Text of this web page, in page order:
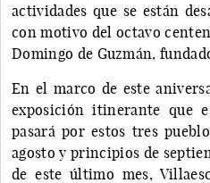
actividades que se están
con motivo del octavo
Domingo de Guzmán,
En el marco de este
exposición itinerante que
pasará por estos tres
agosto y principios de
de este último mes,